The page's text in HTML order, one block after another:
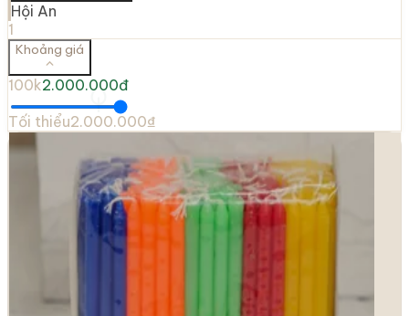
Hội An
1
Khoảng giá
100k2.000.000đ
Tối thiểu2.000.000₫